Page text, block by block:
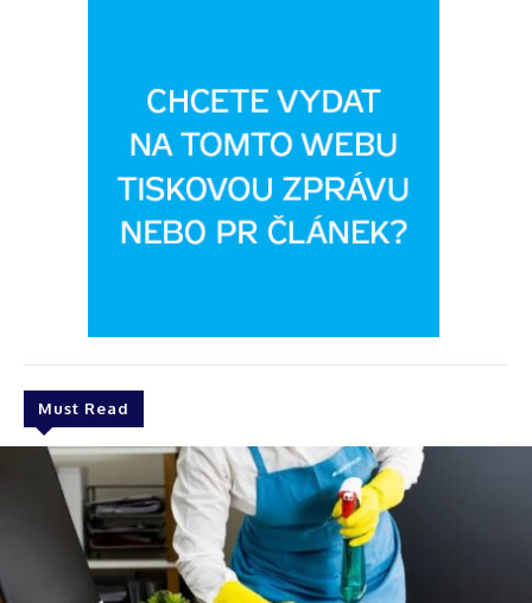
Must Read